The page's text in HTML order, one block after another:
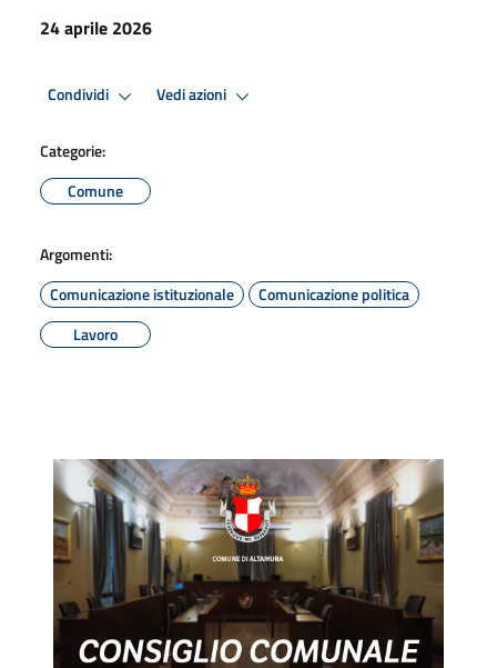
24 aprile 2026
Condividi Vedi azioni
Categorie:
Comune
Argomenti:
Comunicazione istituzionale
Comunicazione politica
Lavoro